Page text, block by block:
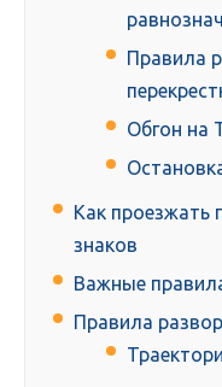
Правила
Обгон на
Как проезжать
знаков
Важные
Правила